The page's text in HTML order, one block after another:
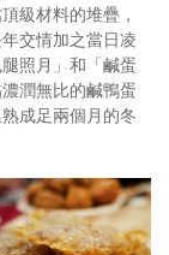
級材料的堆疊，
交情加之當日凌
照月」和「鹹蛋
潤無比的鹹鴨蛋
成足兩個月的冬